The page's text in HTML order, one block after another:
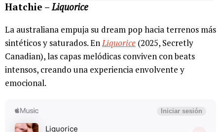
Hatchie –Liquorice
La australiana empuja su dream pop hacia terrenos más
sintéticos y saturados. EnLiquorice (2025, Secretly
Canadian), las capas melódicas conviven con beats
intensos, creando una experiencia envolvente y
emocional.